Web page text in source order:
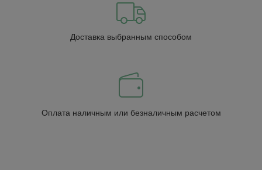
Доставка выбранным способом
Оплата наличным или безналичным расчетом